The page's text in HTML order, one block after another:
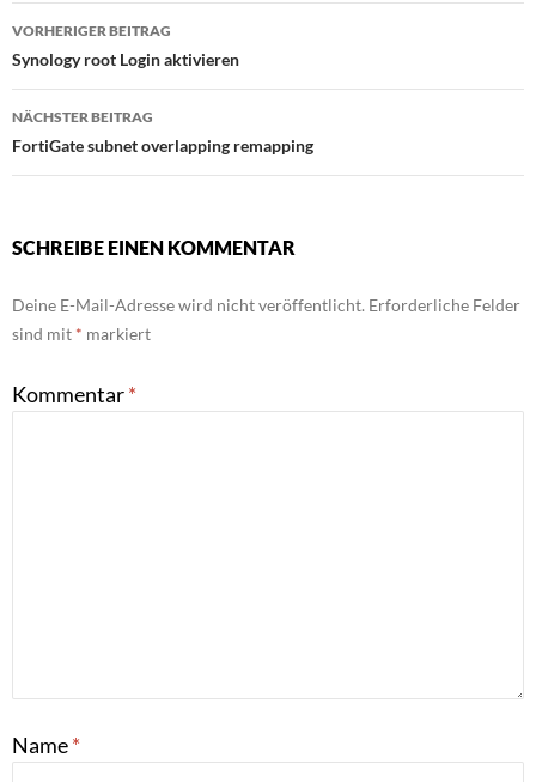
Beitragsnavigation
VORHERIGER BEITRAG
Synology root Login aktivieren
NÄCHSTER BEITRAG
FortiGate subnet overlapping remapping
SCHREIBE EINEN KOMMENTAR
Deine E-Mail-Adresse wird nicht veröffentlicht. Erforderliche Felder
sind mit * markiert
Kommentar*
Name*